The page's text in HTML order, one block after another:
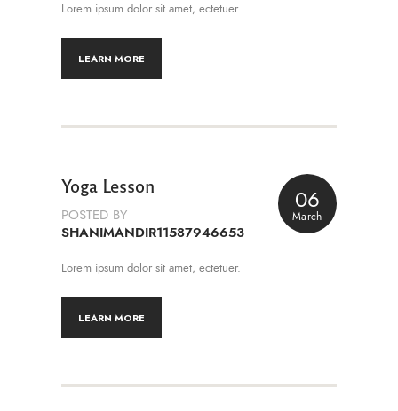
Lorem ipsum dolor sit amet, ectetuer.
LEARN MORE
06
March
Yoga Lesson
POSTED BY
SHANIMANDIR11587946653
Lorem ipsum dolor sit amet, ectetuer.
LEARN MORE